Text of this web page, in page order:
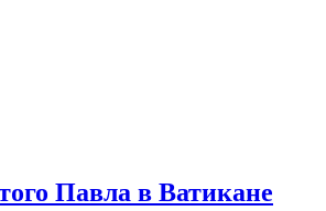
Павла в Ватикане